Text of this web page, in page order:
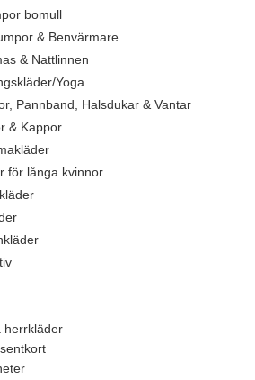
bomull
& Benvärmare
& Nattlinnen
Yoga
Pannband, Halsdukar & Vantar
& Kappor
för långa kvinnor
herrkläder